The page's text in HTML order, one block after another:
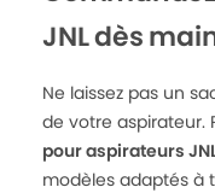
JNL dès
Ne laissez pas un
de votre aspirateur.
pour aspirateurs
modèles adaptés à